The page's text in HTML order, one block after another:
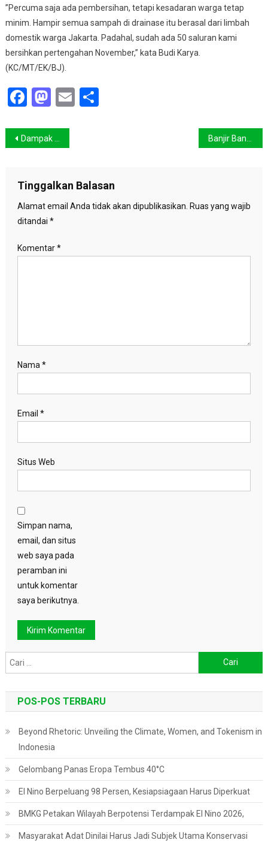
”Percuma saja ada pembersihan, tetapi kesadaran warga tetap
minim. Hampir semua sampah di drainase itu berasal dari limbah
domestik warga Jakarta. Padahal, sudah ada 50 saluran kami
bersihkan pertengahan November,” kata Budi Karya.
(KC/MT/EK/BJ).
Facebook
Mastodon
EmailShare
Navigasi
Dampak Dahsyat Topan Haiyan Filipina Seperti Tsunami Aceh
Tinggalkan Balasan
Alamat email Anda tidak akan dipublikasikan. Ruas yang wajib
ditandai *
Komentar*
Nama *
Email *
Situs Web
Simpan nama,
email, dan situs
web saya pada
peramban ini
untuk komentar
saya berikutnya.
untuk:
POS-POS TERBARU
Beyond Rhetoric: Unveiling the Climate, Women, and Tokenism in
Indonesia
Gelombang Panas Eropa Tembus 40°C
El Nino Berpeluang 98 Persen, Kesiapsiagaan Harus Diperkuat
BMKG Petakan Wilayah Berpotensi Terdampak El Nino 2026,
Masyarakat Adat Dinilai Harus Jadi Subjek Utama Konservasi